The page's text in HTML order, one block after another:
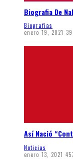
Biografia De
Biografias
enero 19, 2021
Así Nació
Noticias
enero 13, 2021